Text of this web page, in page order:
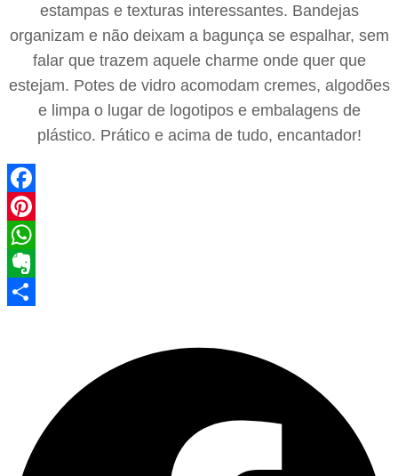
estampas e texturas interessantes. Bandejas
organizam e não deixam a bagunça se espalhar, sem
falar que trazem aquele charme onde quer que
estejam. Potes de vidro acomodam cremes, algodões
e limpa o lugar de logotipos e embalagens de
plástico. Prático e acima de tudo, encantador!
Facebook
Pinterest
WhatsApp
Evernote